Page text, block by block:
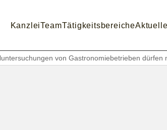
KanzleiTeamTätigkeitsbereiche
von Gastronomiebetrieben